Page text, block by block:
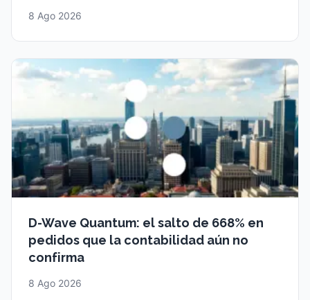
8 Ago 2026
D-Wave Quantum: el salto de 668% en
pedidos que la contabilidad aún no
confirma
8 Ago 2026